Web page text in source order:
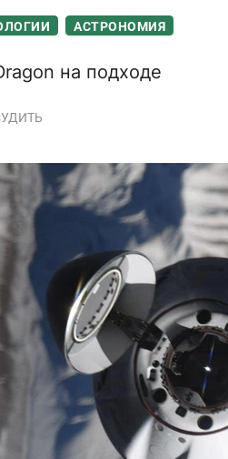
АСТРОНОМИЯ
на подходе